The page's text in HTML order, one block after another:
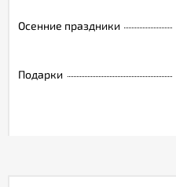
Осенние праздники
Подарки